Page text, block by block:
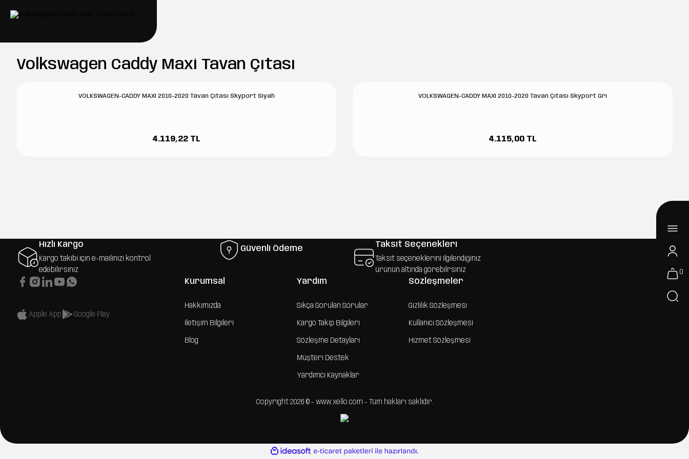
Volkswagen Caddy Maxi Tavan Çıtası
VOLKSWAGEN-CADDY MAXI 2010-2020 Tavan Çıtası Skyport Siyah
4.119,22 TL
VOLKSWAGEN-CADDY MAXI 2010-2020 Tavan Çıtası Skyport Gri
4.115,00 TL
Hızlı Kargo
Kargo takibi için e-mailinizi kontrol
edebilirsiniz
Güvenli Ödeme Taksit Seçenekleri
Taksit seçeneklerini ilgilendiğiniz
ürünün altında görebilrsiniz
Apple App Google Play
Kurumsal
Hakkımızda
İletişim Bilgileri
Blog
Yardım
Sıkça Sorulan Sorular
Kargo Takip Bilgileri
Sözleşme Detayları
Müşteri Destek
Yardımcı Kaynaklar
Sözleşmeler
Gizlilik Sözleşmesi
Kullanıcı Sözleşmesi
Hizmet Sözleşmesi
Copyright 2026 © - www.xello.com - Tüm hakları saklıdır.
0
ideasoft
e-